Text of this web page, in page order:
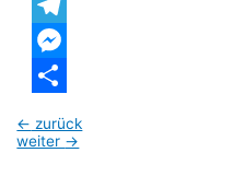
WhatsApp
Telegram
Messenger
Beitragsnavigation
← zurück
weiter →